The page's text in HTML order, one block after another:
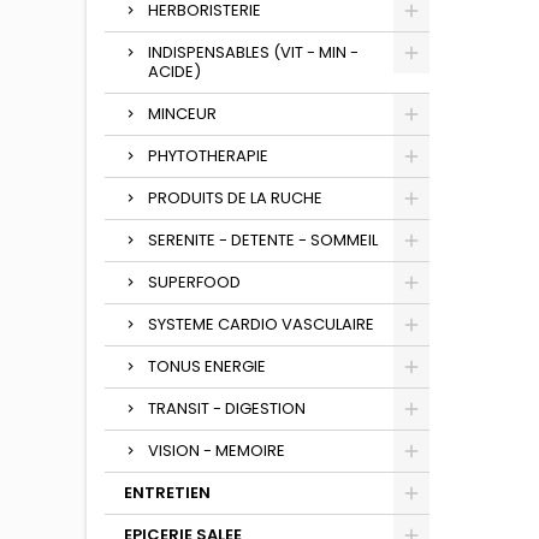
HERBORISTERIE
INDISPENSABLES (VIT - MIN -
ACIDE)
MINCEUR
PHYTOTHERAPIE
PRODUITS DE LA RUCHE
SERENITE - DETENTE - SOMMEIL
SUPERFOOD
SYSTEME CARDIO VASCULAIRE
TONUS ENERGIE
TRANSIT - DIGESTION
VISION - MEMOIRE
ENTRETIEN